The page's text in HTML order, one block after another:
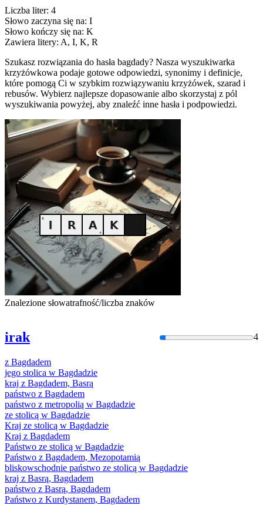
Liczba liter: 4
Słowo zaczyna się na: I
Słowo kończy się na: K
Zawiera litery: A, I, K, R
Szukasz rozwiązania do hasła bagdady? Nasza wyszukiwarka
krzyżówkowa podaje gotowe odpowiedzi, synonimy i definicje,
które pomogą Ci w szybkim rozwiązywaniu krzyżówek, szarad i
rebusów. Wybierz najlepsze dopasowanie albo skorzystaj z pól
wyszukiwania powyżej, aby znaleźć inne hasła i podpowiedzi.
Znalezione słowatrafność/liczba znaków
irak 4
z Bagdadem
jego stolica w Bagdadzie
kraj z Bagdadem, Basrą
państwo z Bagdadem
państwo z metropolią w Bagdadzie
ze stolicą w Bagdadzie
Kraj ze stolicą w Bagdadzie
Kraj z Bagdadem
Państwo ze stolicą w Bagdadzie
Państwo z Bagdadem, Mezopotamią
bliskowschodnie państwo ze stolicą w Bagdadzie
kraj z Basrą, Bagdadem
państwo z Basrą, Bagdadem
Państwo z Kurdystanem, Bagdadem